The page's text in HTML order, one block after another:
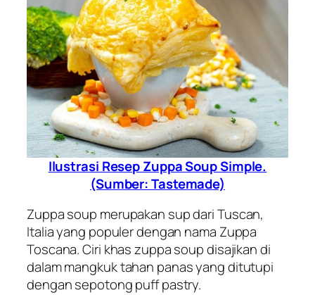
Ilustrasi Resep Zuppa Soup Simple.
(Sumber: Tastemade)
Zuppa soup merupakan sup dari Tuscan,
Italia yang populer dengan nama Zuppa
Toscana. Ciri khas zuppa soup disajikan di
dalam mangkuk tahan panas yang ditutupi
dengan sepotong puff pastry.